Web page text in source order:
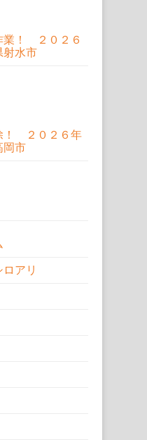
業！ ２０２６
水市
！ ２０２６年
岡市
アリ